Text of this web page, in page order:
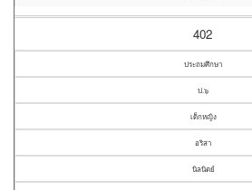
402
ประถมศึกษา
ป.๖
เด็กหญิง
อริสา
นิลนิตย์